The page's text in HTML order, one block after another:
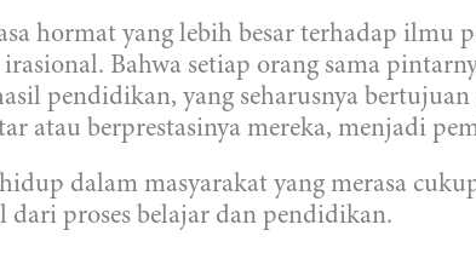
hormat yang lebih besar terhadap ilmu
Bahwa setiap orang sama
pendidikan, yang seharusnya
atau berprestasinya mereka, menjadi
dalam masyarakat yang merasa
dari proses belajar dan pendidikan.